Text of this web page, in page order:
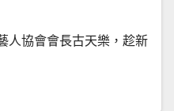
人協會會長古天樂，趁新